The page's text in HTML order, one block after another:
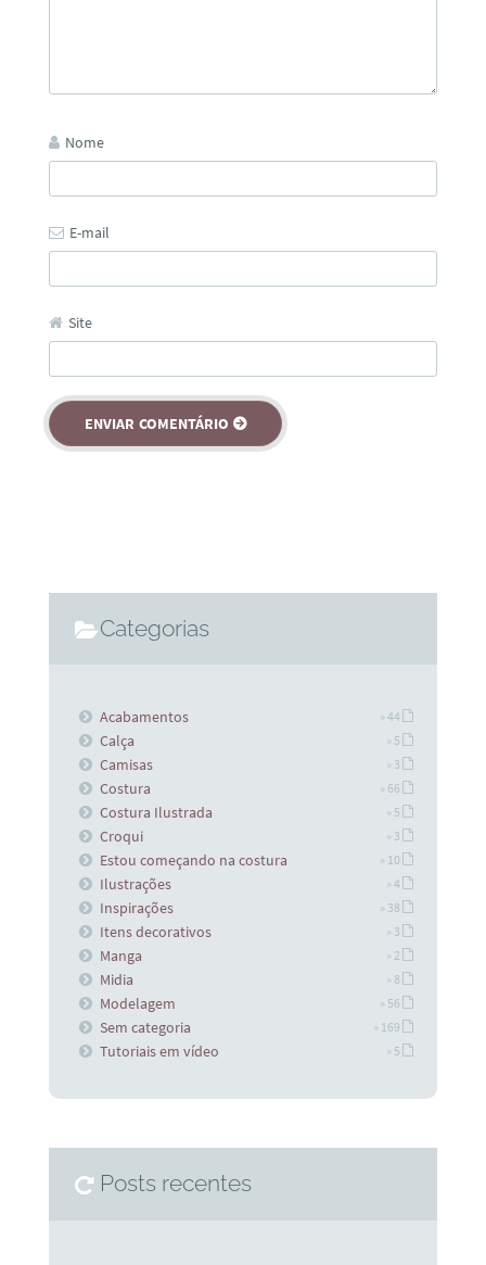
Nome
E-mail
Site
Categorias
Acabamentos » 44
Calça » 5
Camisas » 3
Costura » 66
Costura Ilustrada » 5
Croqui » 3
Estou começando na costura » 10
Ilustrações » 4
Inspirações » 38
Itens decorativos » 3
Manga » 2
Midia » 8
Modelagem » 56
Sem categoria » 169
Tutoriais em vídeo » 5
Posts recentes